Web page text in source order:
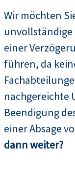
Wir möchten
einer
führen, da
nachgereichte
Beendigung
einer Absage
dann weiter?